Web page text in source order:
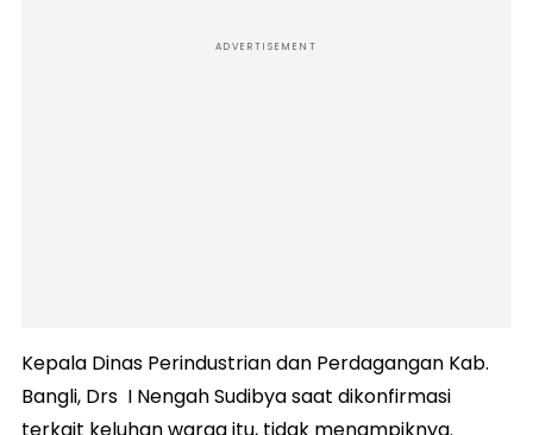
ADVERTISEMENT
Kepala Dinas Perindustrian dan Perdagangan Kab.
Bangli, Drs I Nengah Sudibya saat dikonfirmasi